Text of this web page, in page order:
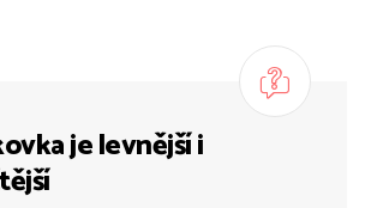
je levnější i